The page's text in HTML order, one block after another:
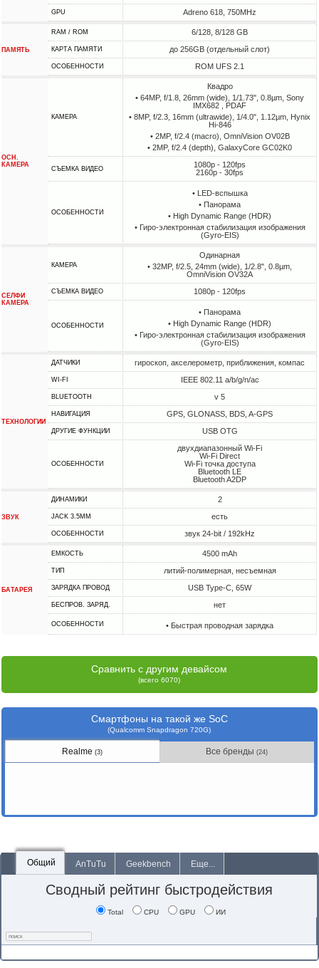
GPU Adreno 618, 750MHz
ПАМЯТЬ
RAM / ROM 6/128, 8/128 GB
КАРТА ПАМЯТИ до 256GB (отдельный слот)
ОСОБЕННОСТИ ROM UFS 2.1
ОСН.
КАМЕРА
КАМЕРА
Квадро
• 64MP, f/1.8, 26mm (wide), 1/1.73", 0.8µm, Sony
IMX682 , PDAF
• 8MP, f/2.3, 16mm (ultrawide), 1/4.0", 1.12µm, Hynix
Hi-846
• 2MP, f/2.4 (macro), OmniVision OV02B
• 2MP, f/2.4 (depth), GalaxyCore GC02K0
СЪЕМКА ВИДЕО
1080p - 120fps
2160p - 30fps
ОСОБЕННОСТИ
• LED-вспышка
• Панорама
• High Dynamic Range (HDR)
• Гиро-электронная стабилизация изображения
(Gyro-EIS)
СЕЛФИ
КАМЕРА
КАМЕРА
Одинарная
• 32MP, f/2.5, 24mm (wide), 1/2.8", 0.8µm,
OmniVision OV32A
СЪЕМКА ВИДЕО 1080p - 120fps
ОСОБЕННОСТИ
• Панорама
• High Dynamic Range (HDR)
• Гиро-электронная стабилизация изображения
(Gyro-EIS)
ТЕХНОЛОГИИ
ДАТЧИКИ гироскоп, акселерометр, приближения, компас
WI-FI IEEE 802.11 a/b/g/n/ac
BLUETOOTH v 5
НАВИГАЦИЯ GPS, GLONASS, BDS, A-GPS
ДРУГИЕ ФУНКЦИИ USB OTG
ОСОБЕННОСТИ
двухдиапазонный Wi-Fi
Wi-Fi Direct
Wi-Fi точка доступа
Bluetooth LE
Bluetooth A2DP
ЗВУК
ДИНАМИКИ 2
JACK 3.5MM есть
ОСОБЕННОСТИ звук 24-bit / 192kHz
БАТАРЕЯ
ЕМКОСТЬ 4500 mAh
ТИП литий-полимерная, несъемная
ЗАРЯДКА ПРОВОД USB Type-C, 65W
БЕСПРОВ. ЗАРЯД. нет
ОСОБЕННОСТИ • Быстрая проводная зарядка
Сравнить с другим девайсом
(всего 6070)
Смартфоны на такой же SoC
(Qualcomm Snapdragon 720G)
Realme(3) Все бренды(24)
Общий AnTuTu Geekbench Еще...
Сводный рейтинг быстродействия
Total CPU GPU ИИ